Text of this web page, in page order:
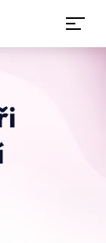
Pracuji
v